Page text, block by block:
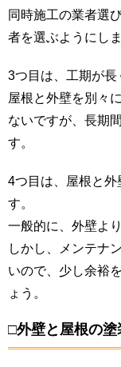
同時施工の業者選
者を選ぶようにし
3つ目は、工期が長
屋根と外壁を別々
ないですが、長期
す。
4つ目は、屋根と
す。
一般的に、外壁よ
しかし、メンテナ
いので、少し余裕
ょう。
□外壁と屋根の